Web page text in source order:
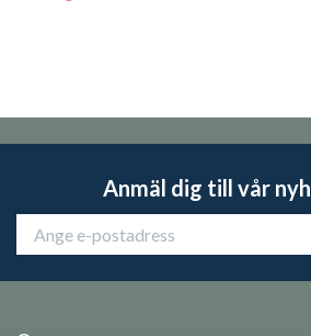
Anmäl dig till vår